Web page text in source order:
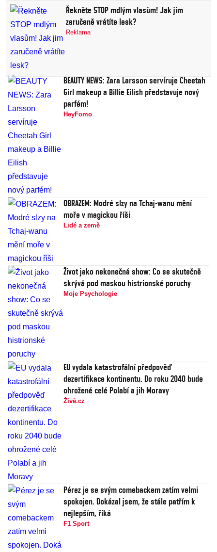
Řekněte STOP mdlým vlasům! Jak jim
zaručeně vrátíte lesk?
Reklama
BEAUTY NEWS: Zara Larsson servíruje Cheetah
Girl makeup a Billie Eilish představuje nový
parfém!
HeyFomo
OBRAZEM: Modré slzy na Tchaj-wanu mění
moře v magickou říši
Lidé a země
Život jako nekonečná show: Co se skutečně
skrývá pod maskou histrionské poruchy
Moje Psychologie
EU vydala katastrofální předpověď
dezertifikace kontinentu. Do roku 2040 bude
ohrožené celé Polabí a jih Moravy
Živě.cz
Pérez je se svým comebackem zatím velmi
spokojen. Dokázal jsem, že stále patřím k
nejlepším, říká
F1 Sport